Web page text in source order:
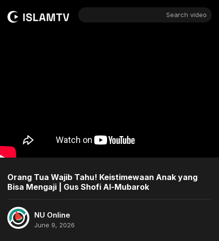
Search video
Orang Tua Wajib Tahu! Keistimewaan Anak yang
Bisa Mengaji | Gus Shofi Al-Mubarok
NU Online
June 9, 2026